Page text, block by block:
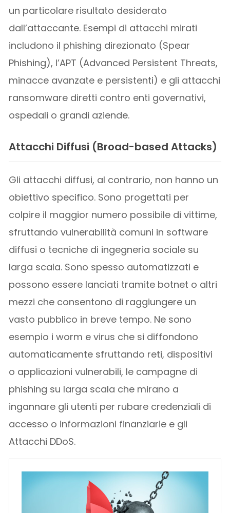
un particolare risultato desiderato
dall’attaccante. Esempi di attacchi mirati
includono il phishing direzionato (Spear
Phishing), l’APT (Advanced Persistent Threats,
minacce avanzate e persistenti) e gli attacchi
ransomware diretti contro enti governativi,
ospedali o grandi aziende.
Attacchi Diffusi (Broad-based Attacks)
Gli attacchi diffusi, al contrario, non hanno un
obiettivo specifico. Sono progettati per
colpire il maggior numero possibile di vittime,
sfruttando vulnerabilità comuni in software
diffusi o tecniche di ingegneria sociale su
larga scala. Sono spesso automatizzati e
possono essere lanciati tramite botnet o altri
mezzi che consentono di raggiungere un
vasto pubblico in breve tempo. Ne sono
esempio i worm e virus che si diffondono
automaticamente sfruttando reti, dispositivi
o applicazioni vulnerabili, le campagne di
phishing su larga scala che mirano a
ingannare gli utenti per rubare credenziali di
accesso o informazioni finanziarie e gli
Attacchi DDoS.